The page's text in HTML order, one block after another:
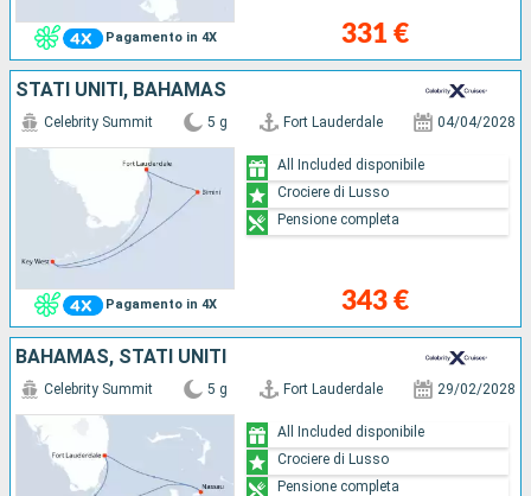
Pagamento in 4X 331 €
STATI UNITI, BAHAMAS
Pagamento in 4X
Celebrity Summit 5 g Fort Lauderdale 04/04/2028
343 €
All Included disponibile
Crociere di Lusso
Pensione completa
BAHAMAS, STATI UNITI
Celebrity Summit 5 g Fort Lauderdale 29/02/2028
All Included disponibile
Crociere di Lusso
Pensione completa